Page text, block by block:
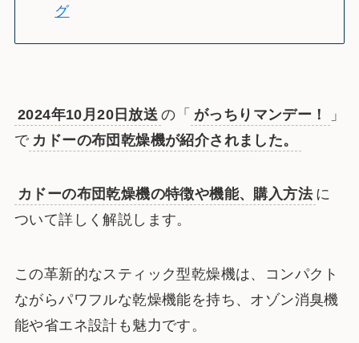
グ
2024年10月20日放送 の「 がっちりマンデー！
」
で カドーの布団乾燥機が紹介されました。
カドーの布団乾燥機の特徴や機能、購入方法 に
ついて詳しく解説します。
この革新的なスティック型乾燥機は、コンパクト
ながらパワフルな乾燥機能を持ち、オゾン消臭機
能や省エネ設計も魅力です。